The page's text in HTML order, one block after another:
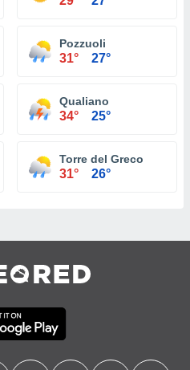
Pozzuoli
31° 27°
Qualiano
34° 25°
Torre del Greco
31° 26°